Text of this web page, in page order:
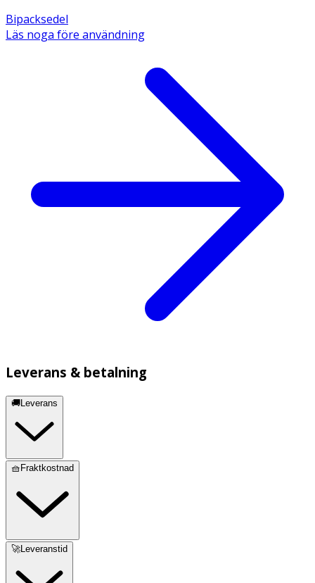
Bipacksedel
Läs noga före användning
Leverans & betalning
🚚Leverans
🧺Fraktkostnad
🚀Leveranstid